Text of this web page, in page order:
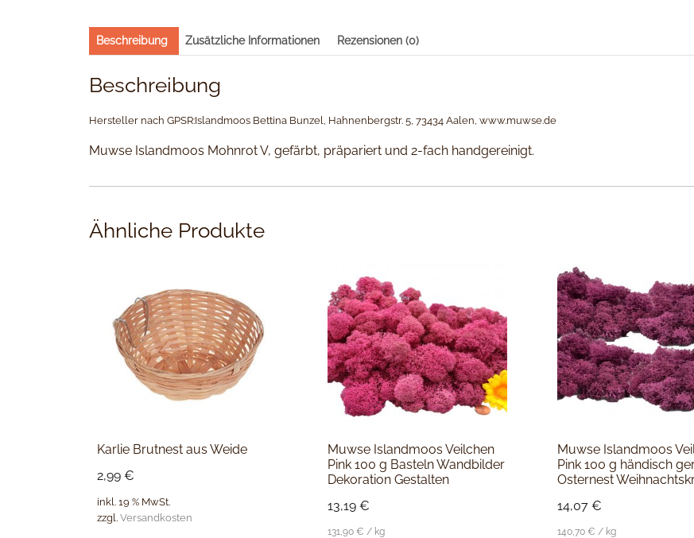
Beschreibung Zusätzliche Informationen Rezensionen (0)
Beschreibung
Hersteller nach GPSR:Islandmoos Bettina Bunzel, Hahnenbergstr. 5, 73434 Aalen, www.muwse.de
Muwse Islandmoos Mohnrot V, gefärbt, präpariert und 2-fach handgereinigt.
Ähnliche Produkte
Karlie Brutnest aus Weide
2,99 €
inkl. 19 % MwSt.
zzgl. Versandkosten
Muwse Islandmoos Veilchen
Pink 100 g Basteln Wandbilder
Dekoration Gestalten
13,19 €
131,90 € / kg
Muwse Islandmoos
Pink 100 g händisch
Osternest
14,07 €
140,70 € / kg